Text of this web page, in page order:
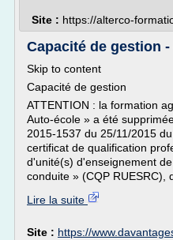
Site : https://alterco-
Capacité de gestion
Skip to content
Capacité de gestion
ATTENTION : la formation
Auto-école » a été
2015-1537 du 25/11/2015
certificat de qualification
d'unité(s) d'enseignement
conduite » (CQP RUESRC),
Lire la suite
Site : https://